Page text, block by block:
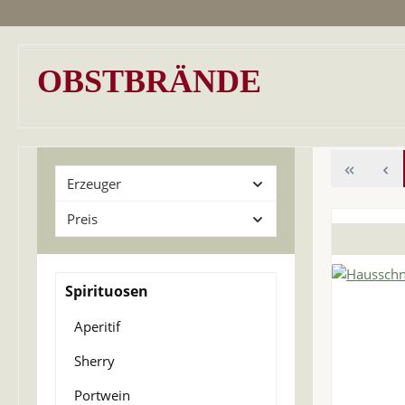
OBSTBRÄNDE
Erzeuger
Preis
Spirituosen
Aperitif
Sherry
Portwein